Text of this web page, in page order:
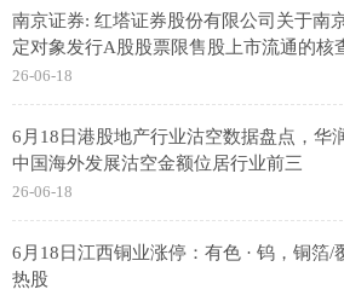
南京证券: 红塔证券股份有限公司关于南
定对象发行A股股票限售股上市流通的核
26-06-18
6月18日港股地产行业沽空数据盘点，华
中国海外发展沽空金额位居行业前三
26-06-18
6月18日江西铜业涨停：有色 · 钨，铜箔/
热股